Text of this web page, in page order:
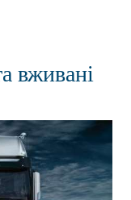
вживані